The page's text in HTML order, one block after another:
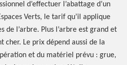
d’effectuer l’abattage d’un
Verts, le tarif qu’il applique
de l’arbre. Plus l’arbre est grand et
cher. Le prix dépend aussi de la
et du matériel prévu : grue,